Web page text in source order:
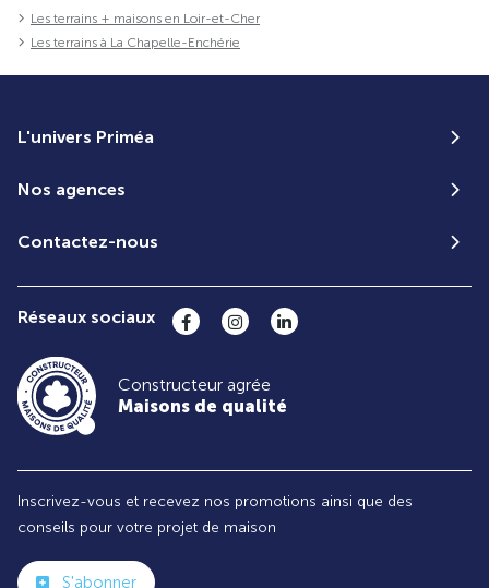
Les terrains + maisons en Loir-et-Cher
Les terrains à La Chapelle-Enchérie
L'univers Priméa
Nos agences
Contactez-nous
Réseaux sociaux
Constructeur agrée
Maisons de qualité
Inscrivez-vous et recevez nos promotions ainsi que des
conseils pour votre projet de maison
S'abonner